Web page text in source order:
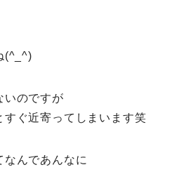
(^_^)
いのですが
ぐ近寄ってしまいます笑
なんであんなに